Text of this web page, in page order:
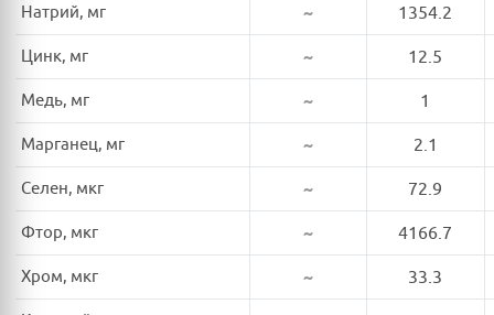
Натрий, мг ~ 1354.2
Цинк, мг ~ 12.5
Медь, мг ~ 1
Марганец, мг ~ 2.1
Селен, мкг ~ 72.9
Фтор, мкг ~ 4166.7
Хром, мкг ~ 33.3